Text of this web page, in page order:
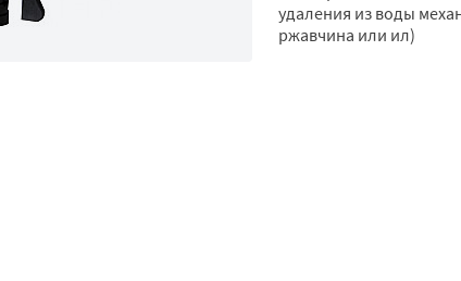
удаления из воды
ржавчина или ил)